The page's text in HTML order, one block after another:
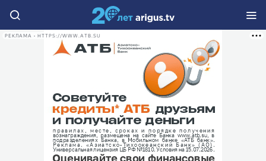
РЕКЛАМА • HTTPS://WWW.ATB.SU